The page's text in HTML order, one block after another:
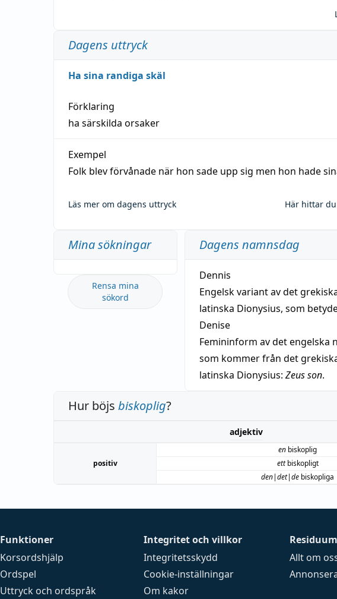
Dagens uttryck
Ha sina randiga skäl
Förklaring
ha särskilda orsaker
Exempel
Folk blev förvånade när hon sade upp sig men hon hade
Läs mer om dagens uttryck Här hittar
Mina sökningar
Rensa mina
sökord
Dagens namnsdag
Dennis
Engelsk variant av det
latinska Dionysius, som
Denise
Femininform av det engelska
som kommer från det
latinska Dionysius: Zeus son.
Hur böjs biskoplig?
adjektiv
positiv
en biskoplig
ettbiskopligt
den|det|de biskopliga
Funktioner
Korsordshjälp
Ordspel
Uttryck och ordspråk
Integritet och villkor
Integritetsskydd
Cookie-inställningar
Om kakor
Residuum
Allt om